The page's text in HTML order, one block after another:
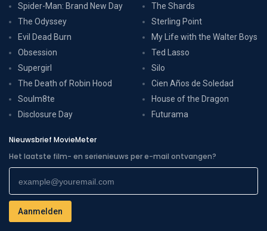
Spider-Man: Brand New Day
The Odyssey
Evil Dead Burn
Obsession
Supergirl
The Death of Robin Hood
Soulm8te
Disclosure Day
The Shards
Sterling Point
My Life with the Walter Boys
Ted Lasso
Silo
Cien Años de Soledad
House of the Dragon
Futurama
Nieuwsbrief MovieMeter
Het laatste film- en serienieuws per e-mail ontvangen?